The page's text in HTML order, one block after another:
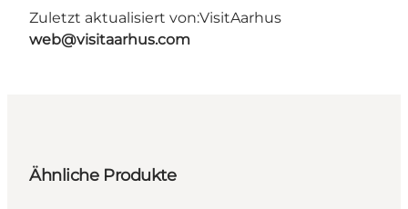
Zuletzt aktualisiert von:VisitAarhus
web@visitaarhus.com
Ähnliche Produkte